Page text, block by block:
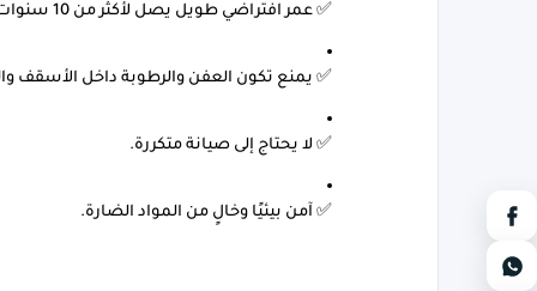
✅ عمر افتراضي طويل يصل لأكثر من 10 سنوات.
✅ يمنع تكون العفن والرطوبة داخل الأسقف
✅ لا يحتاج إلى صيانة متكررة.
✅ آمن بيئيًا وخالٍ من المواد الضارة.